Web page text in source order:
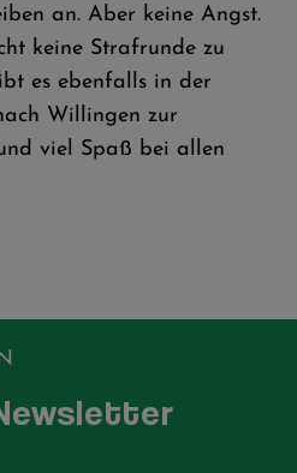
an. Aber keine Angst.
keine Strafrunde zu
es ebenfalls in der
Willingen zur
viel Spaß bei allen